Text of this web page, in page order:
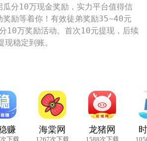
瓜分10万现金奖励，实力平台值得信
奖励等着你！有效徒弟奖励35~40元
10万奖励活动。首次10元提现，后续
稳定到账。
赚
下载
海棠网
1267次下载
龙猪网
1588次下载